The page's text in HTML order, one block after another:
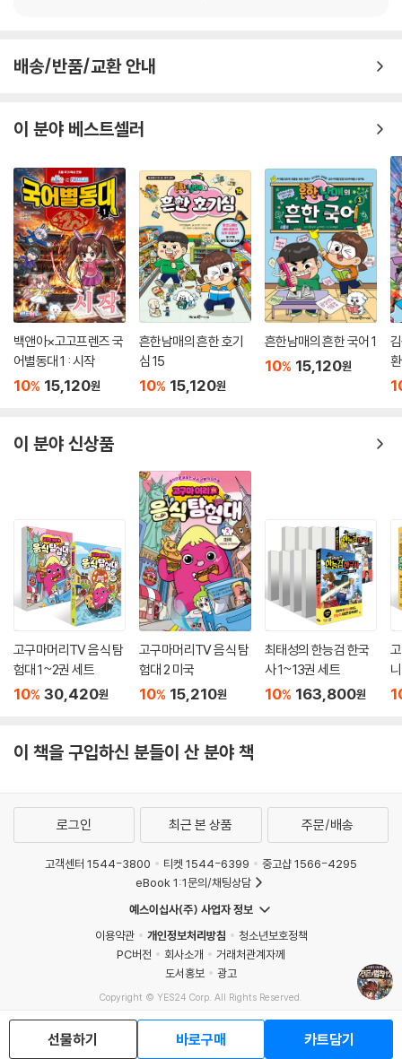
이루고자 합니다. 수호와 친구들은 곳곳에 위험이 도사린 정글에서 생존하
배송/반품/교환 안내
이 분야 베스트셀러
백앤아×고고프렌즈 국
어별동대 1 : 시작
10% 15,120원
흔한남매의 흔한 호기
심 15
10% 15,120원
흔한남매의 흔한 국어 1
10% 15,120원
이 분야 신상품
고구마머리TV 음식 탐
험대 1~2권 세트
10% 30,420원
고구마머리TV 음식 탐
험대 2 미국
10% 15,210원
최태성의 한능검 한국
사 1~13권 세트
10% 163,800원
트
이 책을 구입하신 분들이 산 분야 책
선물하기 바로구매 카트담기
로그인 최근 본 상품 주문/배송
고객센터 1544-3800 티켓 1544-6399
중고샵 1566-4295
eBook 1:1문의/채팅상담
예스이십사(주) 사업자 정보
이용약관
개인정보처리방침
청소년보호정책
PC버전
회사소개
거래처관계자께
도서홍보
광고
Copyright © YES24 Corp. All Rights Reserved.